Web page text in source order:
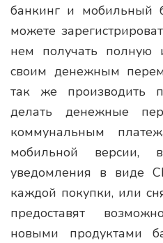
банкинг и мобильный
можете
нем получать
своим денежным
так же производить
делать денежные
коммунальным
мобильной версии,
уведомления в виде
каждой покупки, или
предоставят
новыми продуктами